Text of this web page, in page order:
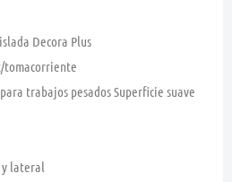
Decora Plus
tomacorriente
trabajos pesados Superficie suave
y lateral